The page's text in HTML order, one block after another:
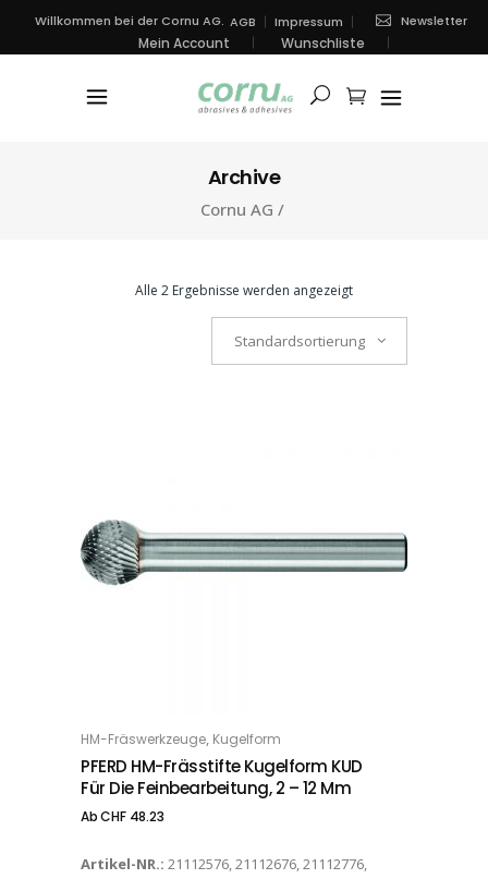
Willkommen bei der Cornu AG. AGB Impressum Newsletter
Mein Account Wunschliste
Archive
Cornu AG /
Alle 2 Ergebnisse werden angezeigt
Standardsortierung
OPTIONS
HM-Fräswerkzeuge, Kugelform
PFERD HM-Frässtifte Kugelform KUD
Für Die Feinbearbeitung, 2 – 12 Mm
AbCHF48.23
Artikel-NR.: 21112576, 21112676, 21112776,